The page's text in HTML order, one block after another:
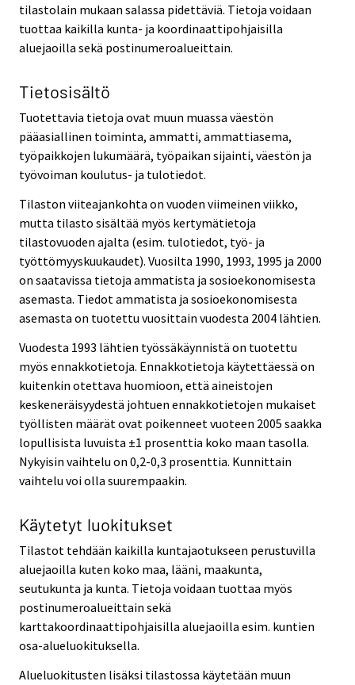
tilastolain mukaan salassa pidettäviä. Tietoja voidaan
tuottaa kaikilla kunta- ja koordinaattipohjaisilla
aluejaoilla sekä postinumeroalueittain.
Tietosisältö
Tuotettavia tietoja ovat muun muassa väestön
pääasiallinen toiminta, ammatti, ammattiasema,
työpaikkojen lukumäärä, työpaikan sijainti, väestön ja
työvoiman koulutus- ja tulotiedot.
Tilaston viiteajankohta on vuoden viimeinen viikko,
mutta tilasto sisältää myös kertymätietoja
tilastovuoden ajalta (esim. tulotiedot, työ- ja
työttömyyskuukaudet). Vuosilta 1990, 1993, 1995 ja 2000
on saatavissa tietoja ammatista ja sosioekonomisesta
asemasta. Tiedot ammatista ja sosioekonomisesta
asemasta on tuotettu vuosittain vuodesta 2004 lähtien.
Vuodesta 1993 lähtien työssäkäynnistä on tuotettu
myös ennakkotietoja. Ennakkotietoja käytettäessä on
kuitenkin otettava huomioon, että aineistojen
keskeneräisyydestä johtuen ennakkotietojen mukaiset
työllisten määrät ovat poikenneet vuoteen 2005 saakka
lopullisista luvuista ±1 prosenttia koko maan tasolla.
Nykyisin vaihtelu on 0,2-0,3 prosenttia. Kunnittain
vaihtelu voi olla suurempaakin.
Käytetyt luokitukset
Tilastot tehdään kaikilla kuntajaotukseen perustuvilla
aluejaoilla kuten koko maa, lääni, maakunta,
seutukunta ja kunta. Tietoja voidaan tuottaa myös
postinumeroalueittain sekä
karttakoordinaattipohjaisilla aluejaoilla esim. kuntien
osa-alueluokituksella.
Alueluokitusten lisäksi tilastossa käytetään muun